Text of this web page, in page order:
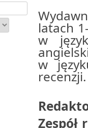
latach
w
w
Zespół